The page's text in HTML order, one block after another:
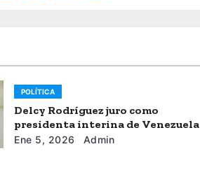
POLÍTICA
Delcy Rodríguez juro como
presidenta interina de Venezuela
Ene 5, 2026 Admin